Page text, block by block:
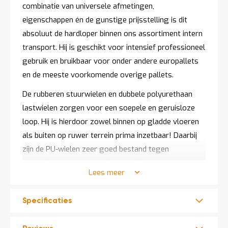
t
Mijn
account
combinatie van universele afmetingen,
eigenschappen én de gunstige prijsstelling is dit
absoluut de hardloper binnen ons assortiment intern
transport. Hij is geschikt voor intensief professioneel
gebruik en bruikbaar voor onder andere europallets
en de meeste voorkomende overige pallets.
De rubberen stuurwielen en dubbele polyurethaan
lastwielen zorgen voor een soepele en geruisloze
loop. Hij is hierdoor zowel binnen op gladde vloeren
als buiten op ruwer terrein prima inzetbaar! Daarbij
zijn de PU-wielen zeer goed bestand tegen
De pompwagen wordt direct gebruiksklaar
Lees meer
Specificaties